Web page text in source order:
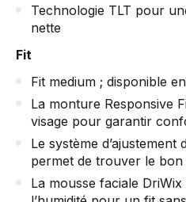
Technologie TLT pour
nette
Fit
Fit medium ; disponible
La monture Responsive
visage pour garantir
Le système
permet de trouver le
La mousse faciale